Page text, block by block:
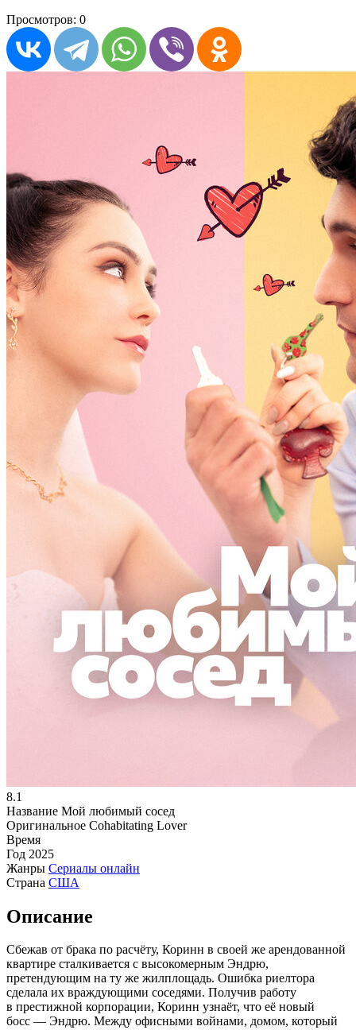
Просмотров: 0
8.1
Название Мой любимый сосед
Оригинальное Cohabitating Lover
Время
Год 2025
Жанры Сериалы онлайн
Страна США
Описание
Сбежав от брака по расчёту, Коринн в своей же арендованной
квартире сталкивается с высокомерным Эндрю,
претендующим на ту же жилплощадь. Ошибка риелтора
сделала их враждующими соседями. Получив работу
в престижной корпорации, Коринн узнаёт, что её новый
босс — Эндрю. Между офисными войнами, домом, который